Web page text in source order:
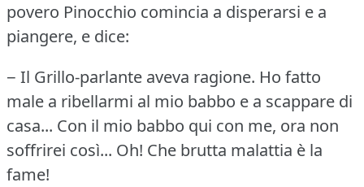
povero Pinocchio comincia a disperarsi e a
piangere, e dice:
− Il Grillo-parlante aveva ragione. Ho fatto
male a ribellarmi al mio babbo e a scappare di
casa... Con il mio babbo qui con me, ora non
soffrirei così... Oh! Che brutta malattia è la
fame!